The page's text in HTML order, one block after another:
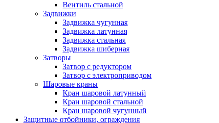
Вентиль стальной
Задвижки
Задвижка чугунная
Задвижка латунная
Задвижка стальная
Задвижка шиберная
Затворы
Затвор с редуктором
Затвор с электроприводом
Шаровые краны
Кран шаровой латунный
Кран шаровой стальной
Кран шаровой чугунный
Защитные отбойники, ограждения